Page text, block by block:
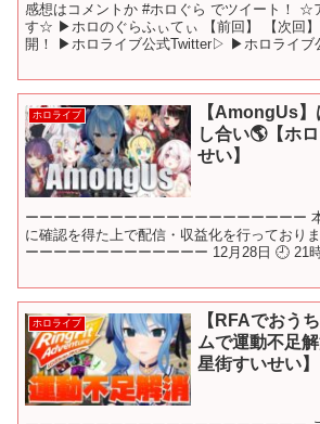
感想はコメントか #ホロぐら でツイート！ ☆
す☆ ▶︎ホロのぐらふぃてぃ 【前回】 【次回
開！ ▶ホロライブ公式Twitter▷ ▶ホロライ
ホロライブ
【AmongUs
し合い🌎【ホ
せい】
ーーーーーーーーーーーーーーーーーーーー
に確認を得た上で配信・収益化を行っており
ーーーーーーーーーーーーー 12月28日 🕘 21
ホロライブ
【RFAでおう
ムで運動不足
星街すいせい】